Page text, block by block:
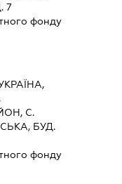
7
фонду
С.
БУД.
фонду